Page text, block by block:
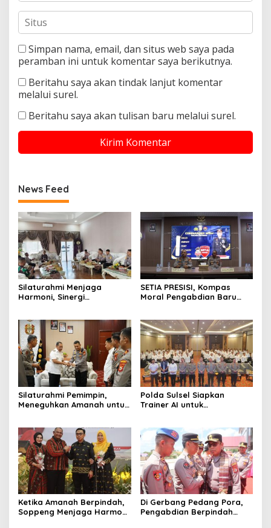
Simpan nama, email, dan situs web saya pada
peramban ini untuk komentar saya berikutnya.
Beritahu saya akan tindak lanjut komentar
melalui surel.
Beritahu saya akan tulisan baru melalui surel.
News Feed
Silaturahmi Menjaga
Harmoni, Sinergi
SETIA PRESISI, Kompas
Moral Pengabdian Baru
Silaturahmi Pemimpin,
Meneguhkan Amanah untuk
Polda Sulsel Siapkan
Trainer AI untuk
Ketika Amanah Berpindah,
Soppeng Menjaga Harmoni
Di Gerbang Pedang Pora,
Pengabdian Berpindah